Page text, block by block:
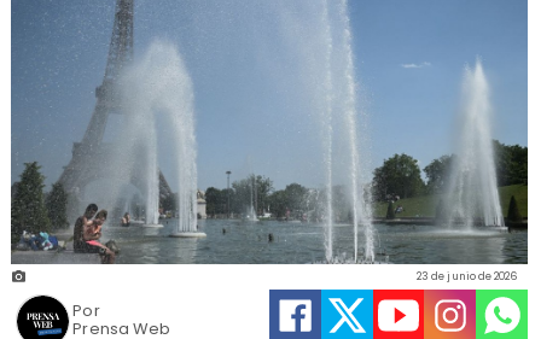
Prensa Web
23 de junio de 2026
Por